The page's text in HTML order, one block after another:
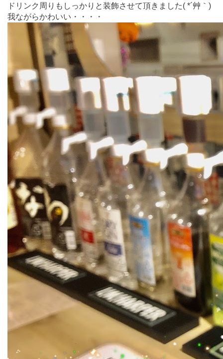
ドリンク周りもしっかりと装飾させて頂きました( *´艸｀)
我ながらかわいい・・・・